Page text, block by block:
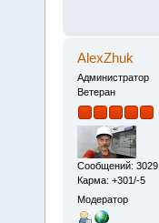
AlexZhuk
Администратор
Ветеран
Сообщений: 3029
Карма: +301/-5
Модератор